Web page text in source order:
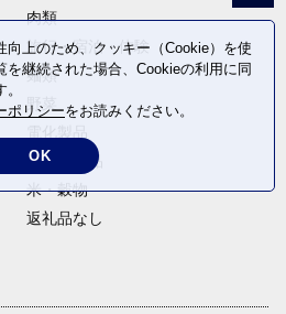
肉類
旅行・宿泊・体験
麺類
野菜
卵・乳製品
米・穀物
返礼品なし
向上のため、クッキー（Cookie）を使
を継続された場合、Cookieの利用に同
ポリシーをお読みください。
OK